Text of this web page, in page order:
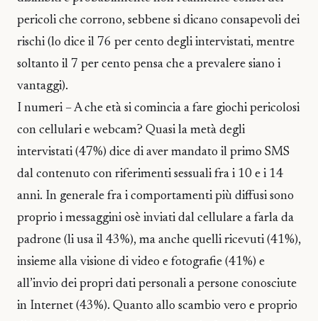
pericoli che corrono, sebbene si dicano consapevoli dei
rischi (lo dice il 76 per cento degli intervistati, mentre
soltanto il 7 per cento pensa che a prevalere siano i
vantaggi).
I numeri – A che età si comincia a fare giochi pericolosi
con cellulari e webcam? Quasi la metà degli
intervistati (47%) dice di aver mandato il primo SMS
dal contenuto con riferimenti sessuali fra i 10 e i 14
anni. In generale fra i comportamenti più diffusi sono
proprio i messaggini osè inviati dal cellulare a farla da
padrone (li usa il 43%), ma anche quelli ricevuti (41%),
insieme alla visione di video e fotografie (41%) e
all’invio dei propri dati personali a persone conosciute
in Internet (43%). Quanto allo scambio vero e proprio